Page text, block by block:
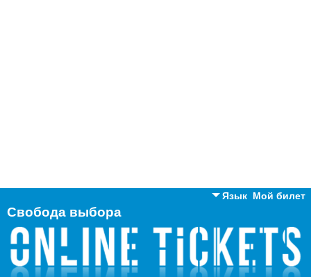
Мой билет
Язык
Английский
Русский
Свобода выбора